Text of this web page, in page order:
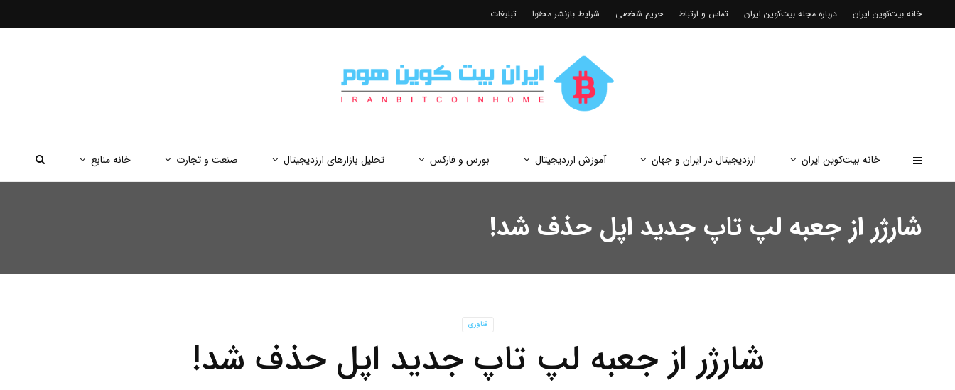
خانه بیت‌کوین ایران ارزدیجیتال در ایران و جهان آموزش ارزدیجیتال بورس و فارکس تحلیل بازارهای ارزدیجیتال صنعت و تجارت خانه منابع
خانه بیت‌کوین ایران درباره مجله بیت‌کوین ایران تماس و ارتباط حریم شخصی شرایط بازنشر محتوا تبلیغات
شارژر از جعبه لپ تاپ جدید اپل حذف شد!
فناوری
شارژر از جعبه لپ تاپ جدید اپل حذف شد!